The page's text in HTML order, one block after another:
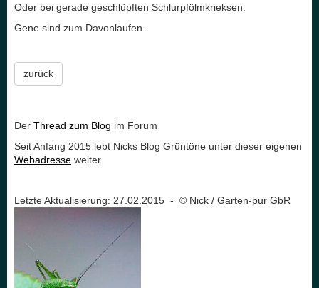
Oder bei gerade geschlüpften Schlurpfölmkrieksen.
Gene sind zum Davonlaufen.
zurück
Der Thread zum Blog im Forum
Seit Anfang 2015 lebt Nicks Blog Grüntöne unter dieser eigenen
Webadresse weiter.
Letzte Aktualisierung: 27.02.2015 - © Nick / Garten-pur GbR